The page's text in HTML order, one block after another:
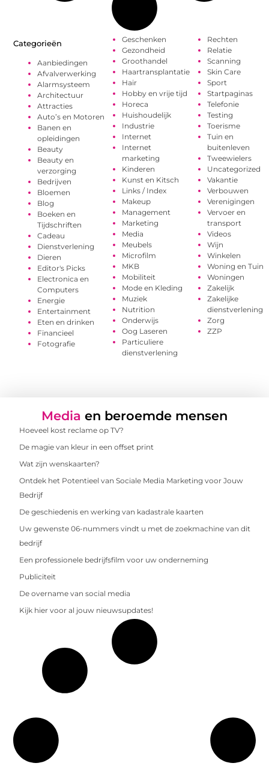
Categorieën
Aanbiedingen
Afvalverwerking
Alarmsysteem
Architectuur
Attracties
Auto’s en Motoren
Banen en
opleidingen
Beauty
Beauty en
verzorging
Bedrijven
Bloemen
Blog
Boeken en
Tijdschriften
Cadeau
Dienstverlening
Dieren
Editor's Picks
Electronica en
Computers
Energie
Entertainment
Eten en drinken
Financieel
Fotografie
Geschenken
Gezondheid
Groothandel
Haartransplantatie
Hair
Hobby en vrije tijd
Horeca
Huishoudelijk
Industrie
Internet
Internet
marketing
Kinderen
Kunst en Kitsch
Links / Index
Makeup
Management
Marketing
Media
Meubels
Microfilm
MKB
Mobiliteit
Mode en Kleding
Muziek
Nutrition
Onderwijs
Oog Laseren
Particuliere
dienstverlening
Rechten
Relatie
Scanning
Skin Care
Sport
Startpaginas
Telefonie
Testing
Toerisme
Tuin en
buitenleven
Tweewielers
Uncategorized
Vakantie
Verbouwen
Verenigingen
Vervoer en
transport
Videos
Wijn
Winkelen
Woning en Tuin
Woningen
Zakelijk
Zakelijke
dienstverlening
Zorg
ZZP
Media en beroemde mensen
Hoeveel kost reclame op TV?
De magie van kleur in een offset print
Wat zijn wenskaarten?
Ontdek het Potentieel van Sociale Media Marketing voor Jouw
Bedrijf
De geschiedenis en werking van kadastrale kaarten
Uw gewenste 06-nummers vindt u met de zoekmachine van dit
bedrijf
Een professionele bedrijfsfilm voor uw onderneming
Publiciteit
De overname van social media
Kijk hier voor al jouw nieuwsupdates!